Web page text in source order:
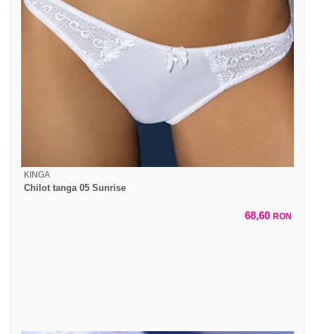
KINGA
Chilot tanga 05 Sunrise
68,60 RON